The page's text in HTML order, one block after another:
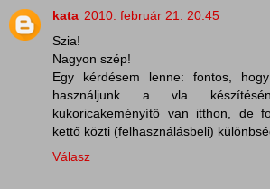
kata 2010. február 21. 20:45
Szia!
Nagyon szép!
Egy kérdésem lenne: fontos,
használjunk a vla
kukoricakeményítő van itthon, de
kettő közti (felhasználásbeli)
Válasz